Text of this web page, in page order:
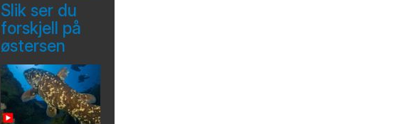
Slik ser du
forskjell på
østersen